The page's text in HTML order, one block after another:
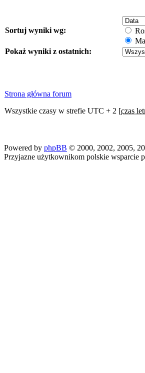
Sortuj wyniki wg:
Pokaż wyniki z ostatnich:
Strona główna forum
Wszystkie czasy w strefie UTC + 2 [czas
Powered by phpBB © 2000, 2002, 2005,
Przyjazne użytkownikom polskie wsparcie